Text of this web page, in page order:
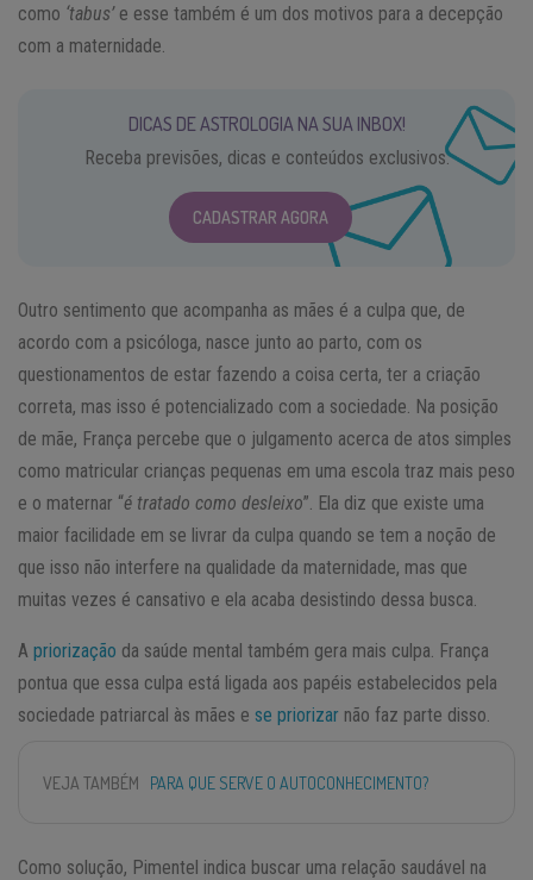
como ‘tabus’e esse também é um dos motivos para a decepção
com a maternidade.
DICAS DE ASTROLOGIA NA SUA INBOX!
Receba previsões, dicas e conteúdos exclusivos.
CADASTRAR AGORA
Outro sentimento que acompanha as mães é a culpa que, de
acordo com a psicóloga, nasce junto ao parto, com os
questionamentos de estar fazendo a coisa certa, ter a criação
correta, mas isso é potencializado com a sociedade. Na posição
de mãe, França percebe que o julgamento acerca de atos simples
como matricular crianças pequenas em uma escola traz mais peso
e o maternar “é tratado como desleixo”. Ela diz que existe uma
maior facilidade em se livrar da culpa quando se tem a noção de
que isso não interfere na qualidade da maternidade, mas que
muitas vezes é cansativo e ela acaba desistindo dessa busca.
A priorização da saúde mental também gera mais culpa. França
pontua que essa culpa está ligada aos papéis estabelecidos pela
sociedade patriarcal às mães e se priorizar não faz parte disso.
VEJA TAMBÉM PARA QUE SERVE O AUTOCONHECIMENTO?
Como solução, Pimentel indica buscar uma relação saudável na